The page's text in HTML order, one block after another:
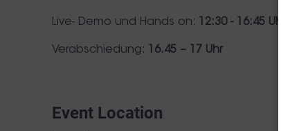
Live- Demo und Hands on: 12:30 - 16:45 Uhr
Verabschiedung: 16.45 – 17 Uhr
Event Location